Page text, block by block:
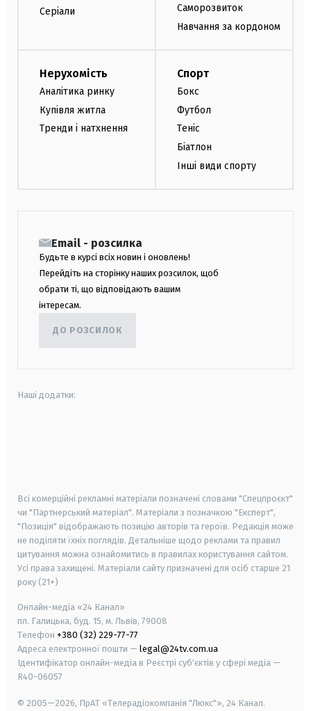
Серіали
Саморозвиток
Навчання за кордоном
Нерухомість
Аналітика ринку
Купівля житла
Тренди і натхнення
Спорт
Бокс
Футбол
Теніс
Біатлон
Інші види спорту
Email - розсилка
Будьте в курсі всіх новин і оновлень!
Перейдіть на сторінку наших розсилок, щоб
обрати ті, що відповідають вашим
інтересам.
ДО РОЗСИЛОК
Наші додатки:
Всі комерційні рекламні матеріали позначені словами "Спецпроєкт"
чи "Партнерський матеріал". Матеріали з позначкою "Експерт",
"Позиція" відображають позицію авторів та героїв. Редакція може
не поділяти їхніх поглядів. Детальніше щодо реклами та правил
цитування можна ознайомитись в правилах користування сайтом.
Усі права захищені. Матеріали сайту призначені для осіб старше 21
року (21+)
Онлайн-медіа «24 Канал»
пл. Галицька, буд. 15, м. Львів, 79008
Телефон +380 (32) 229-77-77
Адреса електронної пошти — legal@24tv.com.ua
Ідентифікатор онлайн-медіа в Реєстрі суб'єктів у сфері медіа —
R40-06057
© 2005—2026, ПрАТ «Телерадіокомпанія "Люкс"», 24 Канал.